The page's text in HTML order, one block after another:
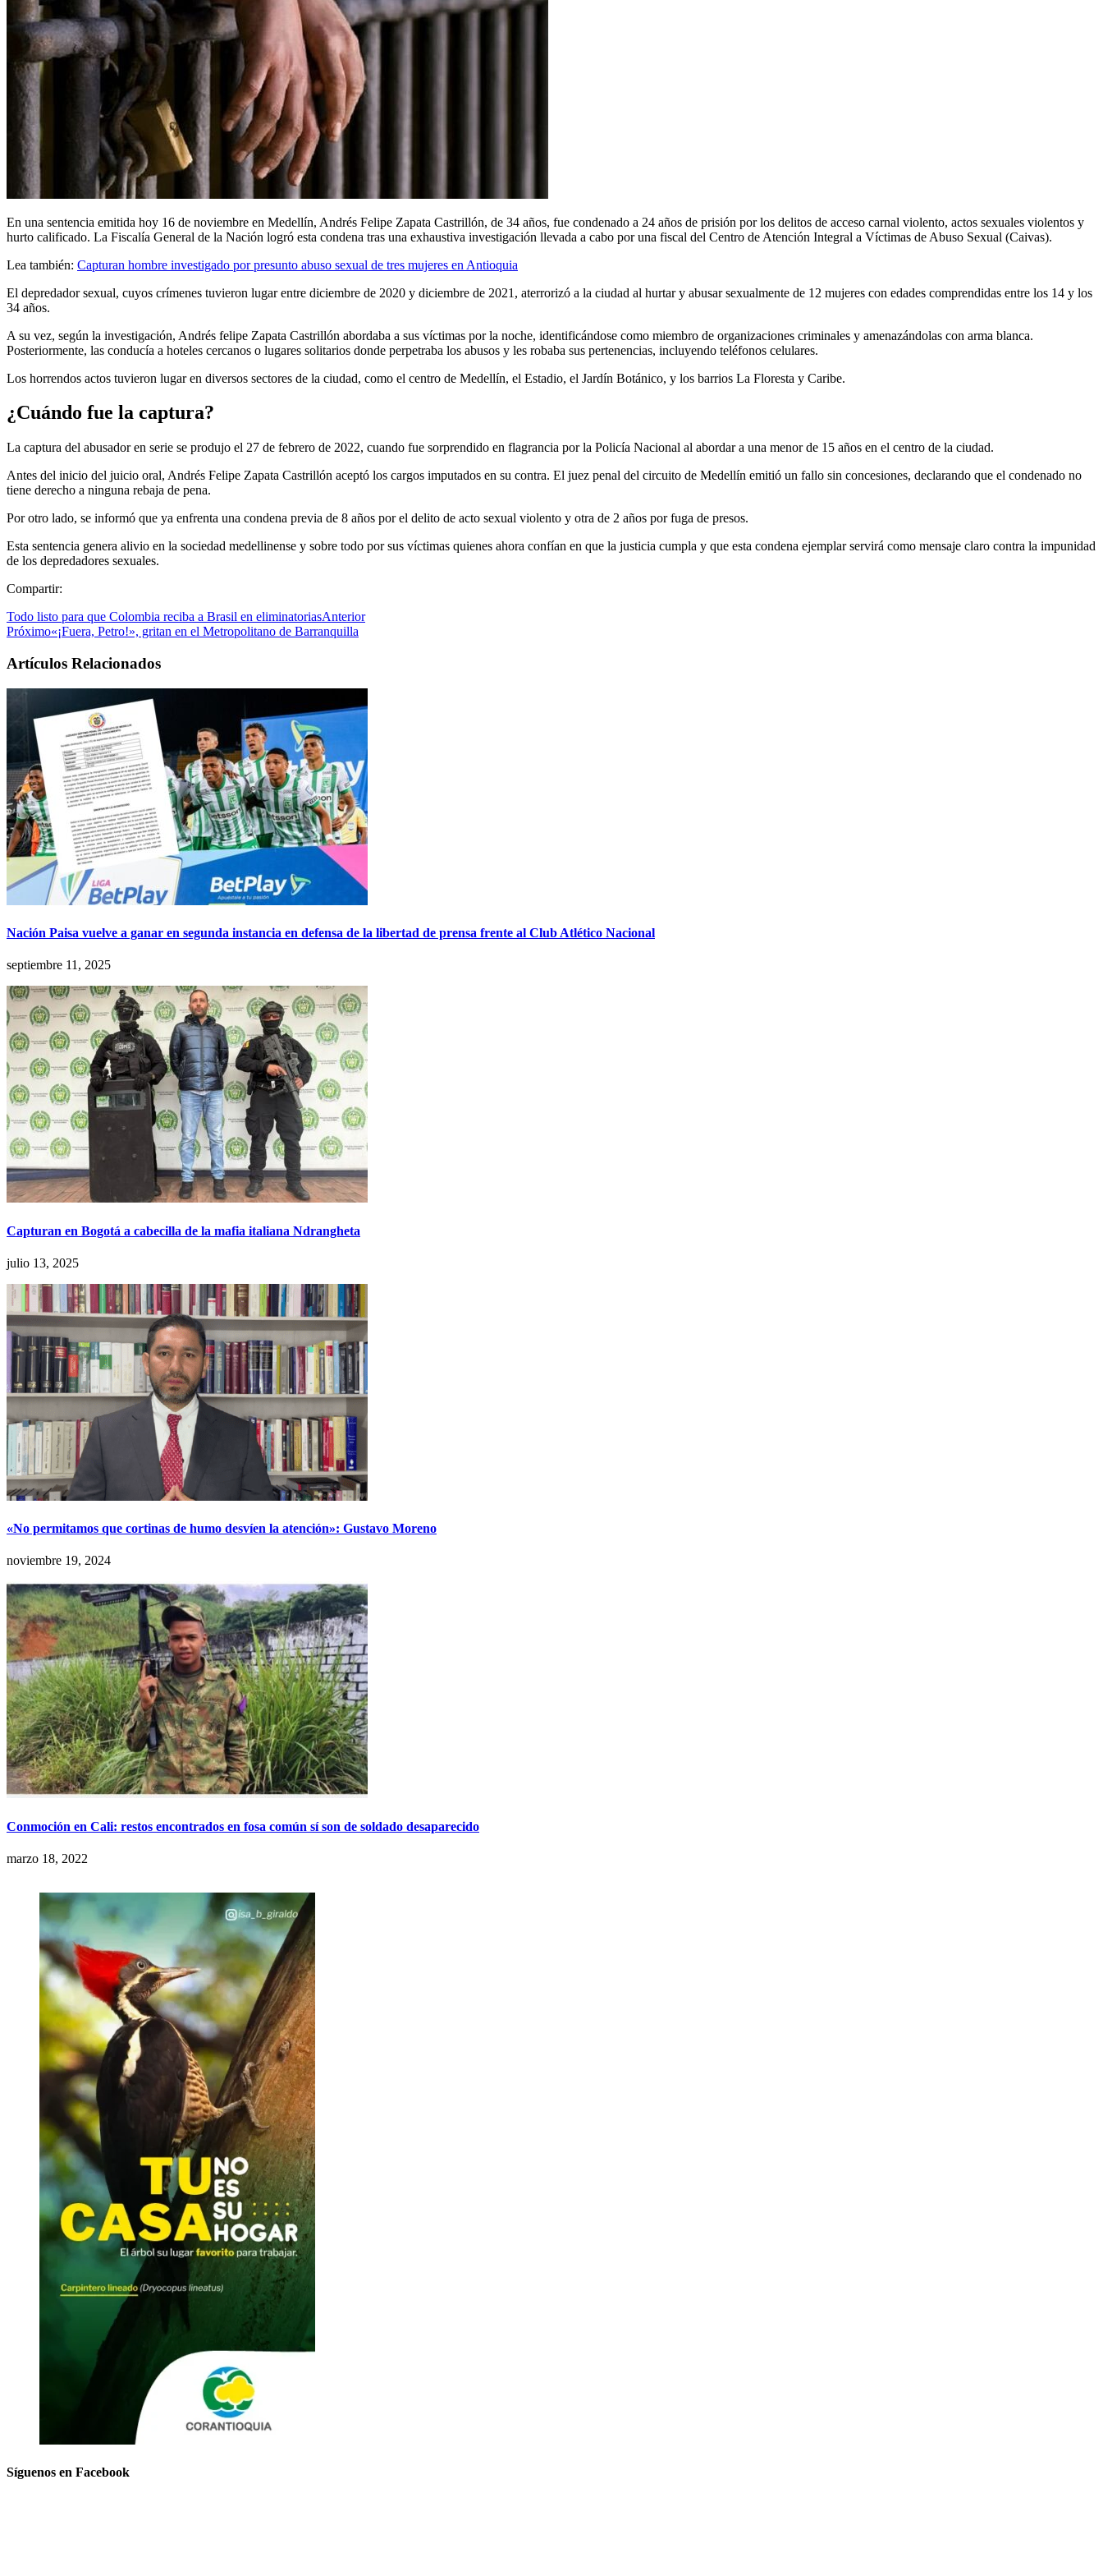
En una sentencia emitida hoy 16 de noviembre en Medellín, Andrés Felipe Zapata Castrillón, de 34 años, fue condenado a 24 años de prisión por los delitos de acceso carnal violento, actos sexuales violentos y
hurto calificado. La Fiscalía General de la Nación logró esta condena tras una exhaustiva investigación llevada a cabo por una fiscal del Centro de Atención Integral a Víctimas de Abuso Sexual (Caivas).
Lea también: Capturan hombre investigado por presunto abuso sexual de tres mujeres en Antioquia
El depredador sexual, cuyos crímenes tuvieron lugar entre diciembre de 2020 y diciembre de 2021, aterrorizó a la ciudad al hurtar y abusar sexualmente de 12 mujeres con edades comprendidas entre los 14 y los
34 años.
A su vez, según la investigación, Andrés felipe Zapata Castrillón abordaba a sus víctimas por la noche, identificándose como miembro de organizaciones criminales y amenazándolas con arma blanca.
Posteriormente, las conducía a hoteles cercanos o lugares solitarios donde perpetraba los abusos y les robaba sus pertenencias, incluyendo teléfonos celulares.
Los horrendos actos tuvieron lugar en diversos sectores de la ciudad, como el centro de Medellín, el Estadio, el Jardín Botánico, y los barrios La Floresta y Caribe.
¿Cuándo fue la captura?
La captura del abusador en serie se produjo el 27 de febrero de 2022, cuando fue sorprendido en flagrancia por la Policía Nacional al abordar a una menor de 15 años en el centro de la ciudad.
Antes del inicio del juicio oral, Andrés Felipe Zapata Castrillón aceptó los cargos imputados en su contra. El juez penal del circuito de Medellín emitió un fallo sin concesiones, declarando que el condenado no
tiene derecho a ninguna rebaja de pena.
Por otro lado, se informó que ya enfrenta una condena previa de 8 años por el delito de acto sexual violento y otra de 2 años por fuga de presos.
Esta sentencia genera alivio en la sociedad medellinense y sobre todo por sus víctimas quienes ahora confían en que la justicia cumpla y que esta condena ejemplar servirá como mensaje claro contra la impunidad
de los depredadores sexuales.
Compartir:
Todo listo para que Colombia reciba a Brasil en eliminatoriasAnterior
Próximo«¡Fuera, Petro!», gritan en el Metropolitano de Barranquilla
Artículos Relacionados
Nación Paisa vuelve a ganar en segunda instancia en defensa de la libertad de prensa frente al Club Atlético Nacional
septiembre 11, 2025
Capturan en Bogotá a cabecilla de la mafia italiana Ndrangheta
julio 13, 2025
«No permitamos que cortinas de humo desvíen la atención»: Gustavo Moreno
noviembre 19, 2024
Conmoción en Cali: restos encontrados en fosa común sí son de soldado desaparecido
marzo 18, 2022
Síguenos en Facebook